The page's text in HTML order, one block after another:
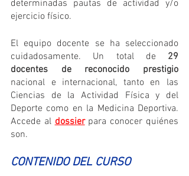
determinadas pautas de actividad y/o
ejercicio físico.
El equipo docente se ha seleccionado
cuidadosamente. Un total de 29
docentes de reconocido prestigio
nacional e internacional, tanto en las
Ciencias de la Actividad Física y del
Deporte como en la Medicina Deportiva.
Accede al dossier para conocer quiénes
son.
CONTENIDO DEL CURSO